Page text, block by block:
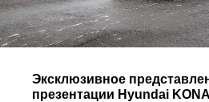
Эксклюзивное
презентации Hyundai